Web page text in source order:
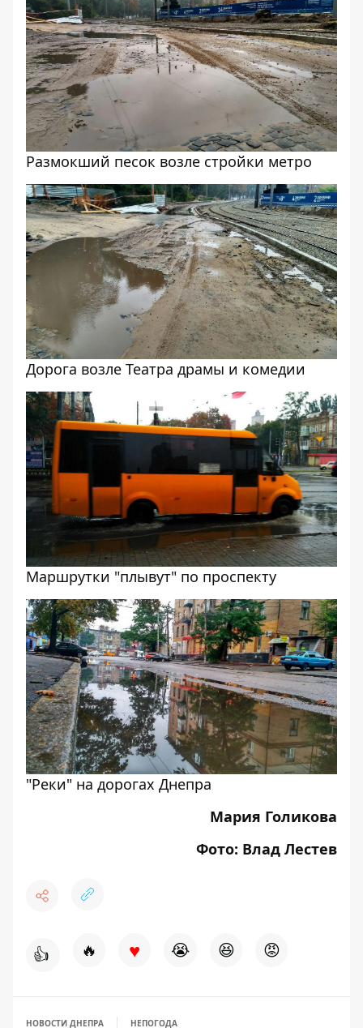
Размокший песок возле стройки метро
Дорога возле Театра драмы и комедии
Маршрутки "плывут" по проспекту
"Реки" на дорогах Днепра
Мария Голикова
Фото: Влад Лестев
👍 🔥 ♥ 😭 😆 😡
НОВОСТИ ДНЕПРА НЕПОГОДА